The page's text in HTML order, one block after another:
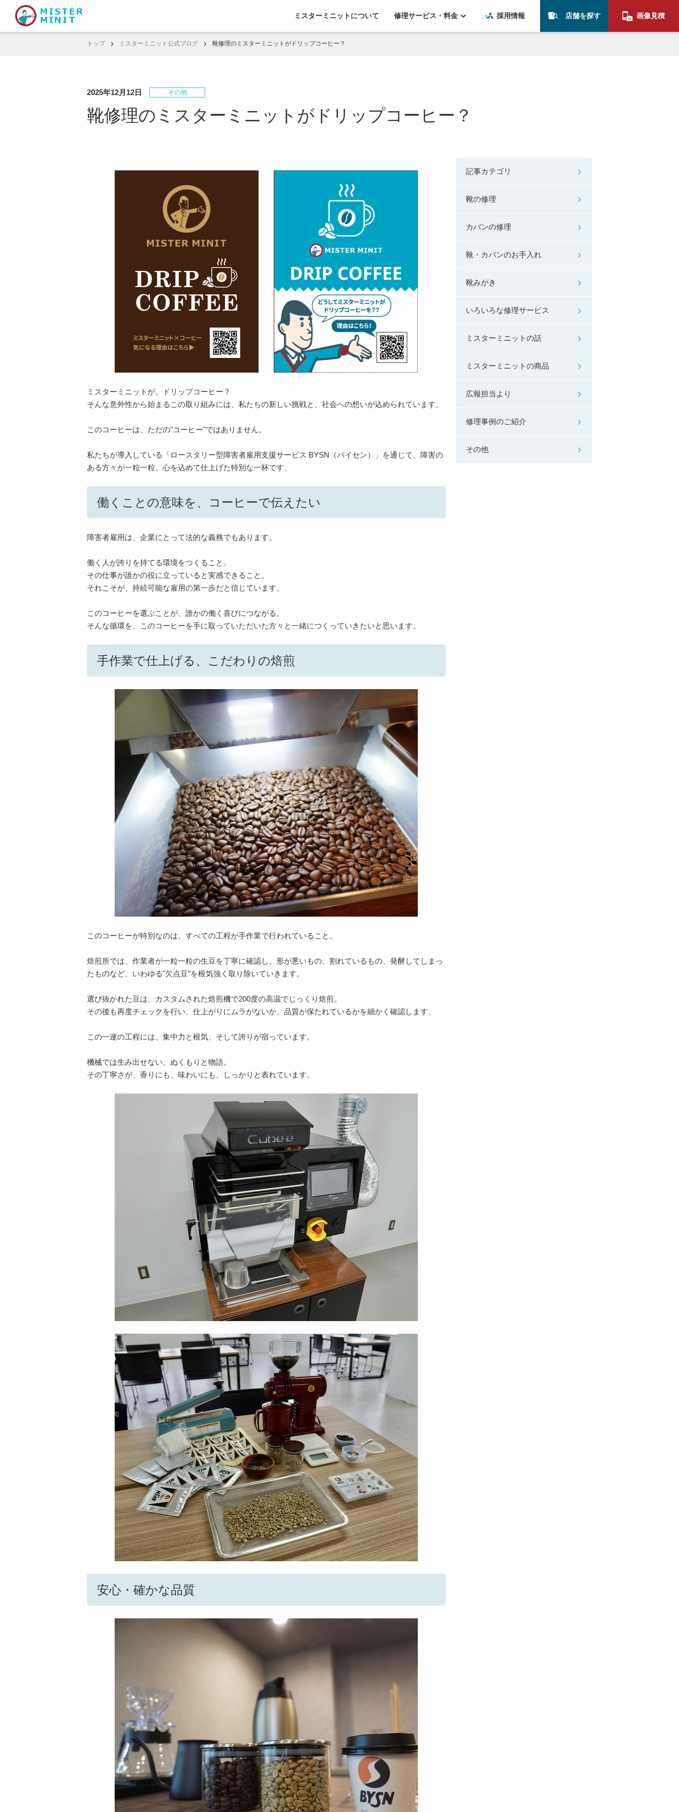
ミスターミニットについて 修理サービス・料金 採用情報 店舗を探す 画像見積
トップ ミスターミニット公式ブログ 靴修理のミスターミニットがドリップコーヒー？
2025年12月12日 その他
靴修理のミスターミニットがドリップコーヒー？
ミスターミニットが、ドリップコーヒー？
そんな意外性から始まるこの取り組みには、私たちの新しい挑戦と、社会への想いが込められています。
このコーヒーは、ただの"コーヒー"ではありません。
私たちが導入している「ロースタリー型障害者雇用支援サービス BYSN（バイセン）」を通じて、障害の
ある方々が一粒一粒、心を込めて仕上げた特別な一杯です。
働くことの意味を、コーヒーで伝えたい
障害者雇用は、企業にとって法的な義務でもあります。
働く人が誇りを持てる環境をつくること。
その仕事が誰かの役に立っていると実感できること。
それこそが、持続可能な雇用の第一歩だと信じています。
このコーヒーを選ぶことが、誰かの働く喜びにつながる。
そんな循環を、このコーヒーを手に取っていただいた方々と一緒につくっていきたいと思います。
手作業で仕上げる、こだわりの焙煎
このコーヒーが特別なのは、すべての工程が手作業で行われていること。
焙煎所では、作業者が一粒一粒の生豆を丁寧に確認し、形が悪いもの、割れているもの、発酵してしまっ
たものなど、いわゆる"欠点豆"を根気強く取り除いていきます。
選び抜かれた豆は、カスタムされた焙煎機で200度の高温でじっくり焙煎。
その後も再度チェックを行い、仕上がりにムラがないか、品質が保たれているかを細かく確認します。
この一連の工程には、集中力と根気、そして誇りが宿っています。
機械では生み出せない、ぬくもりと物語。
その丁寧さが、香りにも、味わいにも、しっかりと表れています。
安心・確かな品質
記事カテゴリ
靴の修理
カバンの修理
靴・カバンのお手入れ
靴みがき
いろいろな修理サービス
ミスターミニットの話
ミスターミニットの商品
広報担当より
修理事例のご紹介
その他